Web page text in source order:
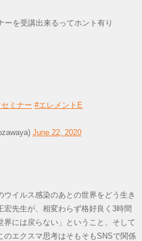
を受講出来るってホント有り
ミナー #エレメントE
June 22, 2020
イルス感染のあとの世界をどう生き
先生が、相変わらず格好良く3時間
には戻らない」ということ、そして
エクスマ思考はそもそもSNSで関係